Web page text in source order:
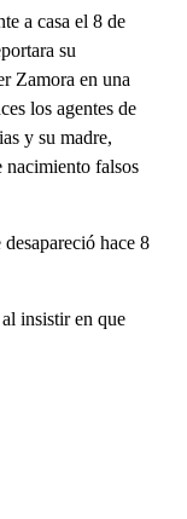
a casa el 8 de
su
Zamora en una
los agentes de
y su madre,
nacimiento falsos
hace 8
insistir en que